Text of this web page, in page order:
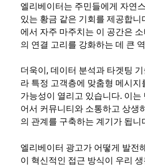
엘리베이터는 주민들에게 자연
있는 황금 같은 기회를 제공합니
에서 자주 마주치는 이 공간은
의 연결 고리를 강화하는 데 큰
더욱이, 데이터 분석과 타겟팅
라 특정 고객층에 맞춤형 메시지
가능성이 열리고 있습니다. 이는
어서 커뮤니티와 소통하고 상생
의 관계를 구축하는 계기가 됩니
엘리베이터 광고가 어떻게 발전
이 혁신적인 접근 방식이 우리